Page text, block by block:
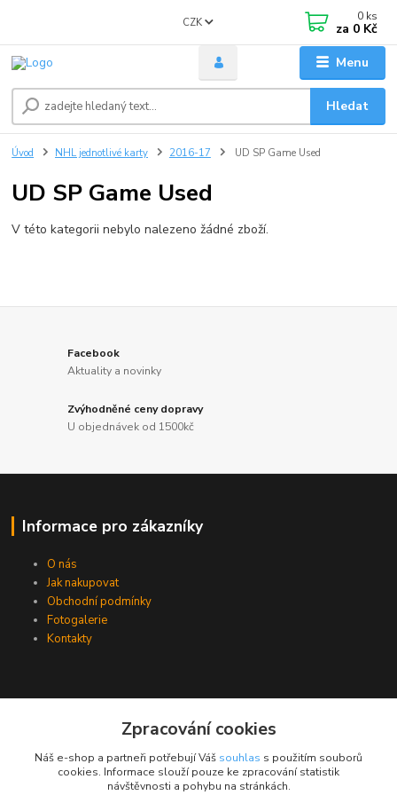
Menu
CZK
Hledat
0 ks
za 0 Kč
Úvod NHL jednotlivé karty 2016-17 UD SP Game Used
UD SP Game Used
V této kategorii nebylo nalezeno žádné zboží.
Facebook
Aktuality a novinky
Zvýhodněné ceny dopravy
U objednávek od 1500kč
Informace pro zákazníky
O nás
Jak nakupovat
Obchodní podmínky
Fotogalerie
Kontakty
Zpracování cookies
Náš e-shop a partneři potřebují Váš souhlas s použitím souborů
cookies. Informace slouží pouze ke zpracování statistik
návštěvnosti a pohybu na stránkách.